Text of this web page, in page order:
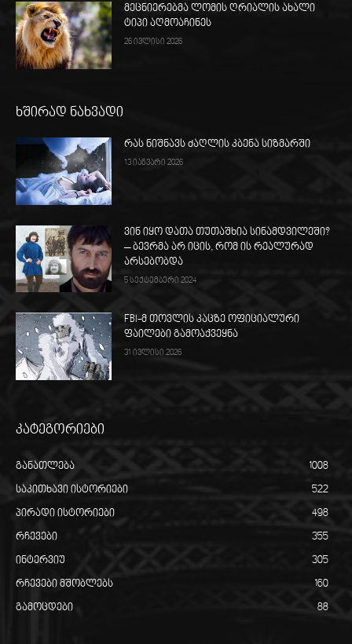
მეცნიერებმა ლომის ღრიალის ახალი
ტიპი აღმოაჩინეს
26 ივლისი 2026
ხშირად ნახვადი
რას ნიშნავს ძაღლის კბენა სიზმარში
13 იანვარი 2026
ვინ იყო დათა თუთაშხია სინამდვილეში?
– ბევრმა არ იცის, რომ ის რეალურად
არსებობდა
5 სექტემბერი 2024
FBI-მ თოვლის კაცზე ოფიციალური
ფაილები გამოაქვეყნა
31 ივლისი 2026
კატეგორიები
განათლება 1008
საკითხავი ისტორიები 522
პირადი ისტორიები 498
რჩევები 355
ინტერვიუ 305
რჩევები მშობლებს 160
გამოცდები 88